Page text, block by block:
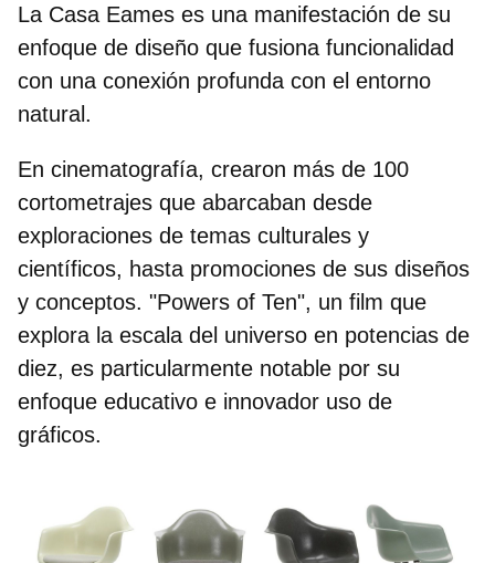
La Casa Eames es una manifestación de su
enfoque de diseño que fusiona funcionalidad
con una conexión profunda con el entorno
natural.
En cinematografía, crearon más de 100
cortometrajes que abarcaban desde
exploraciones de temas culturales y
científicos, hasta promociones de sus diseños
y conceptos. "Powers of Ten", un film que
explora la escala del universo en potencias de
diez, es particularmente notable por su
enfoque educativo e innovador uso de
gráficos.